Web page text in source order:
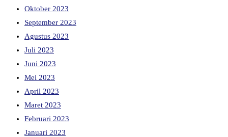
Oktober 2023
September 2023
Agustus 2023
Juli 2023
Juni 2023
Mei 2023
April 2023
Maret 2023
Februari 2023
Januari 2023